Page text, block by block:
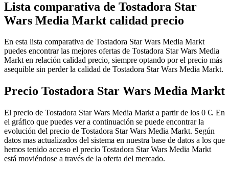
Lista comparativa de Tostadora Star
Wars Media Markt calidad precio
En esta lista comparativa de Tostadora Star Wars Media Markt
puedes encontrar las mejores ofertas de Tostadora Star Wars Media
Markt en relación calidad precio, siempre optando por el precio más
asequible sin perder la calidad de Tostadora Star Wars Media Markt.
Precio Tostadora Star Wars Media Markt
El precio de Tostadora Star Wars Media Markt a partir de los 0 €. En
el gráfico que puedes ver a continuación se puede encontrar la
evolución del precio de Tostadora Star Wars Media Markt. Según
datos mas actualizados del sistema en nuestra base de datos a los que
hemos tenido acceso el precio Tostadora Star Wars Media Markt
está moviéndose a través de la oferta del mercado.